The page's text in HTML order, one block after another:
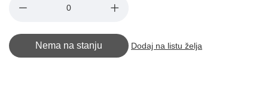
Nema na stanju Dodaj na listu želja